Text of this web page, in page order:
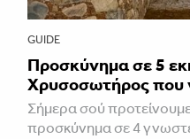
GUIDE
Προσκύνημα σε 5
Χρυσοσωτήρος που
Σήμερα σού
προσκύνημα σε 4